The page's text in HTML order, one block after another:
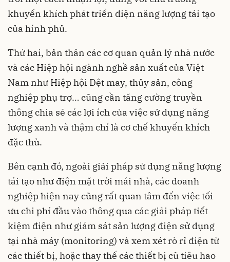
khuyến khích phát triển điện năng lượng tái tạo
của hính phủ.
Thứ hai, bản thân các cơ quan quản lý nhà nước
và các Hiệp hội ngành nghề sản xuất của Việt
Nam như Hiệp hội Dệt may, thủy sản, công
nghiệp phụ trợ… cũng cần tăng cường truyền
thông chia sẻ các lợi ích của việc sử dụng năng
lượng xanh và thậm chí là cơ chế khuyến khích
đặc thù.
Bên cạnh đó, ngoài giải pháp sử dụng năng lượng
tái tạo như điện mặt trời mái nhà, các doanh
nghiệp hiện nay cũng rất quan tâm đến việc tối
ưu chi phí đầu vào thông qua các giải pháp tiết
kiệm điện như giám sát sản lượng điện sử dụng
tại nhà máy (monitoring) và xem xét rò rỉ điện từ
các thiết bị, hoặc thay thế các thiết bị cũ tiêu hao